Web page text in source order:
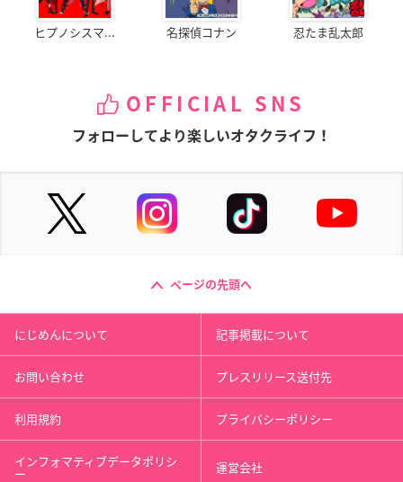
ヒプノシスマ... 名探偵コナン 忍たま乱太郎
OFFICIAL SNS
フォローしてより楽しいオタクライフ！
ページの先頭へ
にじめんについて 記事掲載について
お問い合わせ プレスリリース送付先
利用規約 プライバシーポリシー
インフォマティブデータポリシ
ー 運営会社